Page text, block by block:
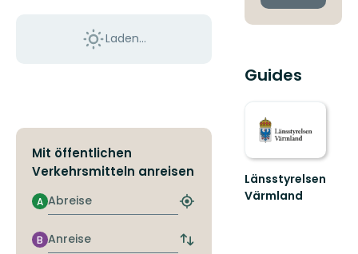
Laden...
Mit öffentlichen
Verkehrsmitteln anreisen
Abreise
A
Nächstgelegene
finden
Anreise
B
Abfahrts-
Guides
Länsstyrelsen
Värmland